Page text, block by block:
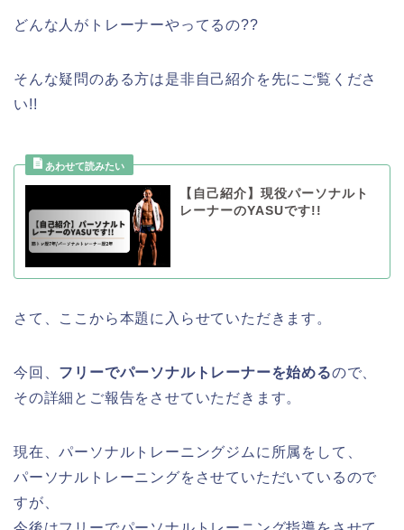
どんな人がトレーナーやってるの??
そんな疑問のある方は是非自己紹介を先にご覧くださ
い!!
【自己紹介】現役パーソナルト
レーナーのYASUです!!
さて、ここから本題に入らせていただきます。
今回、 フリーでパーソナルトレーナーを始めるので、
その詳細とご報告をさせていただきます。
現在、パーソナルトレーニングジムに所属をして、
パーソナルトレーニングをさせていただいているので
すが、